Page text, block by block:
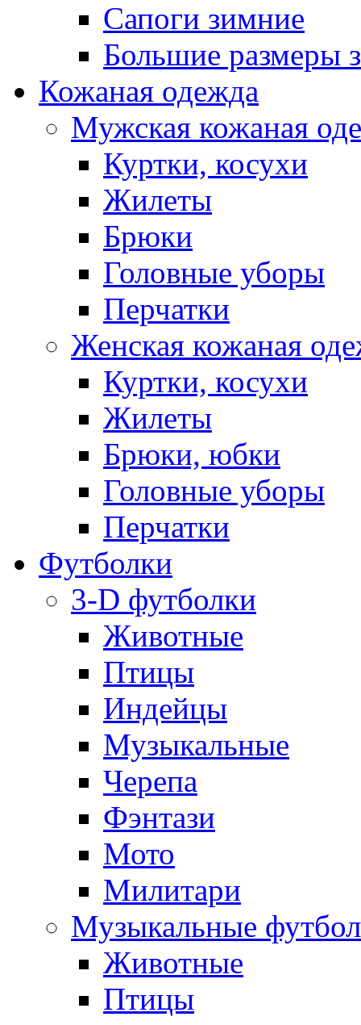
Сапоги зимние
Большие размеры
Кожаная одежда
Мужская кожаная
Куртки, косухи
Жилеты
Брюки
Головные уборы
Перчатки
Женская кожаная
Куртки, косухи
Жилеты
Брюки, юбки
Головные уборы
Перчатки
Футболки
3-D футболки
Животные
Птицы
Индейцы
Музыкальные
Черепа
Фэнтази
Мото
Милитари
Музыкальные
Животные
Птицы